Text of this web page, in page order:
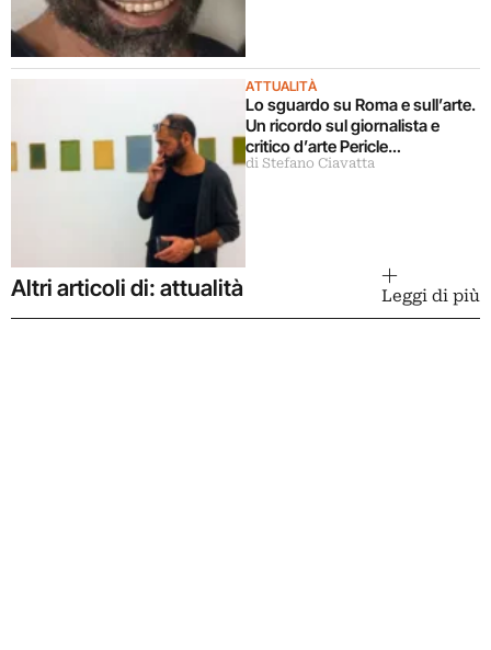
ATTUALITÀ
Lo sguardo su Roma e sull’arte.
Un ricordo sul giornalista e
critico d’arte Pericle
Guaglianone
di Stefano Ciavatta
Altri articoli di: attualità Leggi di più